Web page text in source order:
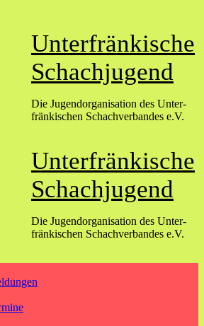
Unterfränkische
Schachjugend
Die Jugend­organisation des Unter­
fränkischen Schach­verbandes e.V.
Unterfränkische
Schachjugend
Die Jugend­organisation des Unter­
fränkischen Schach­verbandes e.V.